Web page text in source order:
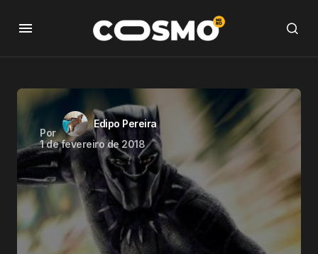
Por
Edipo Pereira
1 de fevereiro de 2018